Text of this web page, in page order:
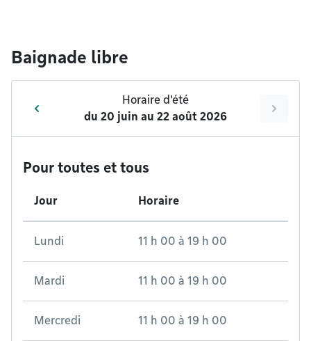
Baignade libre
Horaire d'été
du 20 juin au 22 août 2026
Pour toutes et tous
Jour Horaire
Lundi 11 h 00 à 19 h 00
Mardi 11 h 00 à 19 h 00
Mercredi 11 h 00 à 19 h 00